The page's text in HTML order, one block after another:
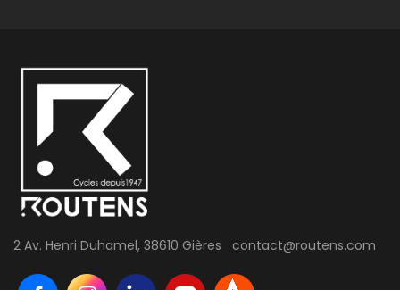
2 Av. Henri Duhamel, 38610 Gières contact@routens.com